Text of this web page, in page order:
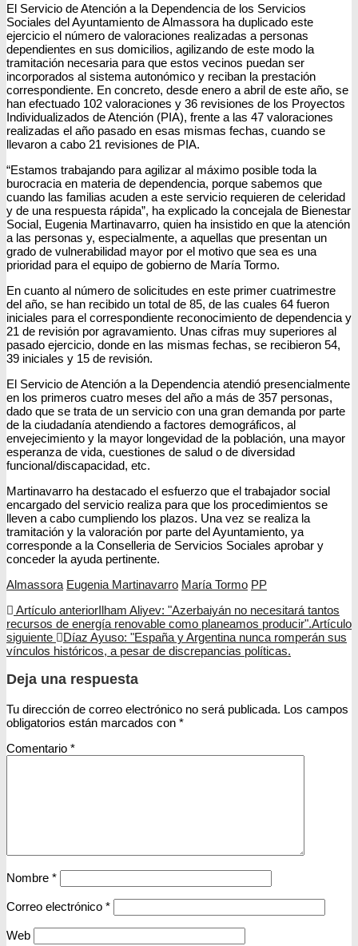
El Servicio de Atención a la Dependencia de los Servicios
Sociales del Ayuntamiento de Almassora ha duplicado este
ejercicio el número de valoraciones realizadas a personas
dependientes en sus domicilios, agilizando de este modo la
tramitación necesaria para que estos vecinos puedan ser
incorporados al sistema autonómico y reciban la prestación
correspondiente. En concreto, desde enero a abril de este año, se
han efectuado 102 valoraciones y 36 revisiones de los Proyectos
Individualizados de Atención (PIA), frente a las 47 valoraciones
realizadas el año pasado en esas mismas fechas, cuando se
llevaron a cabo 21 revisiones de PIA.
“Estamos trabajando para agilizar al máximo posible toda la
burocracia en materia de dependencia, porque sabemos que
cuando las familias acuden a este servicio requieren de celeridad
y de una respuesta rápida”, ha explicado la concejala de Bienestar
Social, Eugenia Martinavarro, quien ha insistido en que la atención
a las personas y, especialmente, a aquellas que presentan un
grado de vulnerabilidad mayor por el motivo que sea es una
prioridad para el equipo de gobierno de María Tormo.
En cuanto al número de solicitudes en este primer cuatrimestre
del año, se han recibido un total de 85, de las cuales 64 fueron
iniciales para el correspondiente reconocimiento de dependencia y
21 de revisión por agravamiento. Unas cifras muy superiores al
pasado ejercicio, donde en las mismas fechas, se recibieron 54,
39 iniciales y 15 de revisión.
El Servicio de Atención a la Dependencia atendió presencialmente
en los primeros cuatro meses del año a más de 357 personas,
dado que se trata de un servicio con una gran demanda por parte
de la ciudadanía atendiendo a factores demográficos, al
envejecimiento y la mayor longevidad de la población, una mayor
esperanza de vida, cuestiones de salud o de diversidad
funcional/discapacidad, etc.
Martinavarro ha destacado el esfuerzo que el trabajador social
encargado del servicio realiza para que los procedimientos se
lleven a cabo cumpliendo los plazos. Una vez se realiza la
tramitación y la valoración por parte del Ayuntamiento, ya
corresponde a la Conselleria de Servicios Sociales aprobar y
conceder la ayuda pertinente.
Almassora Eugenia Martinavarro María Tormo PP
Artículo anteriorIlham Aliyev: "Azerbaiyán no necesitará tantos
recursos de energía renovable como planeamos producir".Artículo
siguiente
Díaz Ayuso: "España y Argentina nunca romperán sus
vínculos históricos, a pesar de discrepancias políticas.
Deja una respuesta
Tu dirección de correo electrónico no será publicada. Los campos
obligatorios están marcados con *
Comentario *
Nombre *
Correo electrónico *
Web